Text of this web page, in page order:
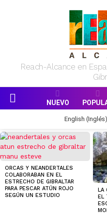
Reach-Alcance en
NUEVO
English (Inglés)
MOST
STORIES
ORCAS Y NEANDERTALES
COLABORABAN EN EL
ESTRECHO DE GIBRALTAR
PARA PESCAR ATÚN ROJO
SEGÚN UN ESTUDIO
LA
EL